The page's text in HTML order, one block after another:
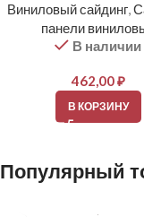
Виниловый сайдинг,
панели
В наличии
462,00₽
В КОРЗИНУ
Популярный